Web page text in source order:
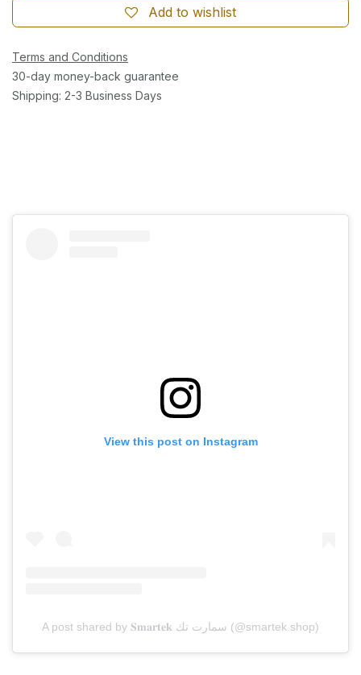
Add to wishlist
Terms and Conditions
30-day money-back guarantee
Shipping: 2-3 Business Days
View this post on Instagram
A post shared by 𝐒𝐦𝐚𝐫𝐭𝐞𝐤 سمارت تك (@smartek.shop)